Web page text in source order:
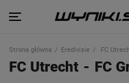
Strona główna Eredivisie FC
FC Utrecht - FC